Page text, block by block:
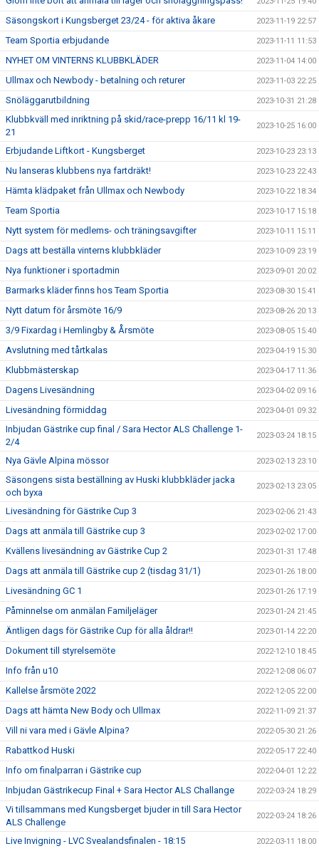
Säsongskort i Kungsberget 23/24 - för aktiva åkare 2023-11-19 22:57
Team Sportia erbjudande 2023-11-11 11:53
NYHET OM VINTERNS KLUBBKLÄDER 2023-11-04 14:00
Ullmax och Newbody - betalning och returer 2023-11-03 22:25
Snöläggarutbildning 2023-10-31 21:28
Klubbkväll med inriktning på skid/race-prepp 16/11 kl 19-
21
2023-10-25 16:00
Erbjudande Liftkort - Kungsberget 2023-10-23 23:13
Nu lanseras klubbens nya fartdräkt! 2023-10-23 22:43
Hämta klädpaket från Ullmax och Newbody 2023-10-22 18:34
Team Sportia 2023-10-17 15:18
Nytt system för medlems- och träningsavgifter 2023-10-11 15:11
Dags att beställa vinterns klubbkläder 2023-10-09 23:19
Nya funktioner i sportadmin 2023-09-01 20:02
Barmarks kläder finns hos Team Sportia 2023-08-30 15:41
Nytt datum för årsmöte 16/9 2023-08-26 20:13
3/9 Fixardag i Hemlingby & Årsmöte 2023-08-05 15:40
Avslutning med tårtkalas 2023-04-19 15:30
Klubbmästerskap 2023-04-17 11:36
Dagens Livesändning 2023-04-02 09:16
Livesändning förmiddag 2023-04-01 09:32
Inbjudan Gästrike cup final / Sara Hector ALS Challenge 1-
2/4
2023-03-24 18:15
Nya Gävle Alpina mössor 2023-02-13 23:10
Säsongens sista beställning av Huski klubbkläder jacka
och byxa
2023-02-13 23:05
Livesändning för Gästrike Cup 3 2023-02-06 21:43
Dags att anmäla till Gästrike cup 3 2023-02-02 17:00
Kvällens livesändning av Gästrike Cup 2 2023-01-31 17:48
Dags att anmäla till Gästrike cup 2 (tisdag 31/1) 2023-01-26 18:00
Livesändning GC 1 2023-01-26 17:19
Påminnelse om anmälan Familjeläger 2023-01-24 21:45
Äntligen dags för Gästrike Cup för alla åldrar!! 2023-01-14 22:20
Dokument till styrelsemöte 2022-12-10 18:45
Info från u10 2022-12-08 06:07
Kallelse årsmöte 2022 2022-12-05 22:00
Dags att hämta New Body och Ullmax 2022-11-09 21:37
Vill ni vara med i Gävle Alpina? 2022-05-30 21:26
Rabattkod Huski 2022-05-17 22:40
Info om finalparran i Gästrike cup 2022-04-01 12:22
Inbjudan Gästrikecup Final + Sara Hector ALS Challange 2022-03-24 18:29
Vi tillsammans med Kungsberget bjuder in till Sara Hector
ALS Challenge
2022-03-24 18:26
Live Invigning - LVC Svealandsfinalen - 18:15 2022-03-11 18:00